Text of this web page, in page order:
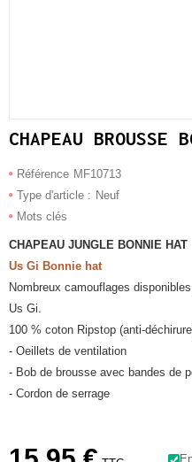
CHAPEAU BROUSSE
Référence MF10713
Type d'article : Neuf
Mots clés
CHAPEAU JUNGLE BONNIE HAT
Us Gi Bonnie hat
Nombreux camouflages
Us Gi.
100 % coton Ripstop (anti-
- Oeillets de ventilation
- Bob de brousse avec bandes de
- Cordon de serrage